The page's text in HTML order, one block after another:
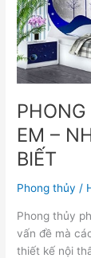
EM –
BIẾT
Phong thủy /
Phong thủy
vấn đề mà
thiết kế nội
–
NHỮNG
ĐIỀU
CHA
MẸ
CẦN
BIẾT